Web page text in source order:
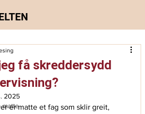
matte
få skreddersydd
2025
er matte et fag som sklir greit,